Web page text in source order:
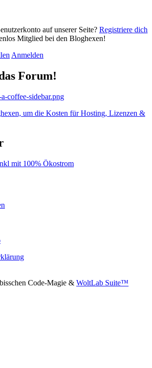
auf unserer Seite? Registriere dich
Mitglied bei den Bloghexen!
Anmelden
Forum!
um die Kosten für Hosting, Lizenzen &
Code-Magie & WoltLab Suite™